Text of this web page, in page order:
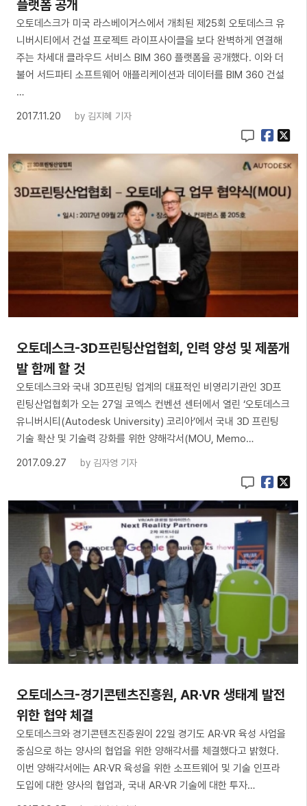
플랫폼 공개
오토데스크가 미국 라스베이거스에서 개최된 제25회 오토데스크 유
니버시티에서 건설 프로젝트 라이프사이클을 보다 완벽하게 연결해
주는 차세대 클라우드 서비스 BIM 360 플랫폼을 공개했다. 이와 더
불어 서드파티 소프트웨어 애플리케이션과 데이터를 BIM 360 건설
…
2017.11.20
by 김지혜 기자
오토데스크-3D프린팅산업협회, 인력 양성 및 제품개
발 함께 할 것
오토데스크와 국내 3D프린팅 업계의 대표적인 비영리기관인 3D프
린팅산업협회가 오는 27일 코엑스 컨벤션 센터에서 열린 ‘오토데스크
유니버시티(Autodesk University) 코리아’에서 국내 3D 프린팅
기술 확산 및 기술력 강화를 위한 양해각서(MOU, Memo…
2017.09.27
by 김자영 기자
오토데스크-경기콘텐츠진흥원, AR·VR 생태계 발전
위한 협약 체결
오토데스크와 경기콘텐츠진층원이 22일 경기도 AR·VR 육성 사업을
중심으로 하는 양사의 협업을 위한 양해각서를 체결했다고 밝혔다.
이번 양해각서에는 AR·VR 육성을 위한 소프트웨어 및 기술 인프라
도입에 대한 양사의 협업과, 국내 AR·VR 기술에 대한 투자…